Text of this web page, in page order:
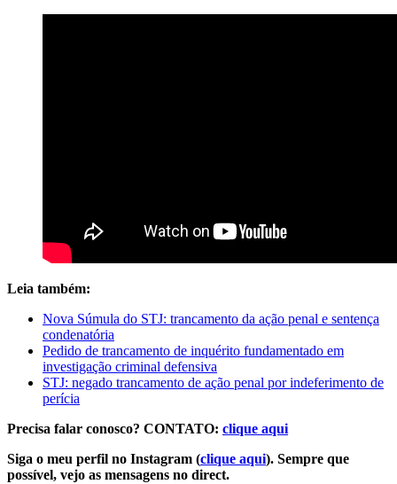
Leia também:
Nova Súmula do STJ: trancamento da ação penal e sentença
condenatória
Pedido de trancamento de inquérito fundamentado em
investigação criminal defensiva
STJ: negado trancamento de ação penal por indeferimento de
perícia
Precisa falar conosco? CONTATO: clique aqui
Siga o meu perfil no Instagram (clique aqui). Sempre que
possível, vejo as mensagens no direct.